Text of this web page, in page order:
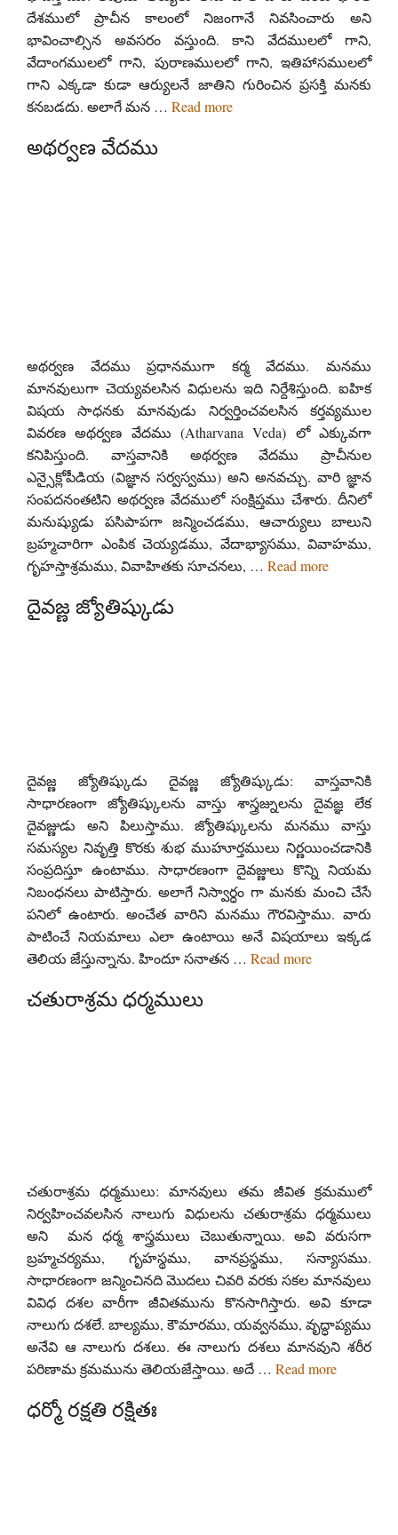
దేశములో ప్రాచీన కాలంలో నిజంగానే నివసించారు అని
భావించాల్సిన అవసరం వస్తుంది. కాని వేదములలో గాని,
వేదాంగములలో గాని, పురాణములలో గాని, ఇతిహాసములలో
గాని ఎక్కడా కుడా ఆర్యులనే జాతిని గురించిన ప్రసక్తి మనకు
కనబడదు. అలాగే మన … Read more
అథర్వణ వేదము
అథర్వణ వేదము ప్రధానముగా కర్మ వేదము. మనము
మానవులుగా చెయ్యవలసిన విధులను ఇది నిర్దేశిస్తుంది. ఐహిక
విషయ సాధనకు మానవుడు నిర్వర్తించవలసిన కర్తవ్యముల
వివరణ అథర్వణ వేదము (Atharvana Veda) లో ఎక్కువగా
కనిపిస్తుంది. వాస్తవానికి అథర్వణ వేదము ప్రాచీనుల
ఎన్సైక్లోపీడియ (విజ్ఞాన సర్వస్వము) అని అనవచ్చు. వారి జ్ఞాన
సంపదనంతటిని అథర్వణ వేదములో సంక్షిప్తము చేశారు. దీనిలో
మనుష్యుడు పసిపాపగా జన్మించడము, ఆచార్యులు బాలుని
బ్రహ్మచారిగా ఎంపిక చెయ్యడము, వేదాభ్యాసము, వివాహము,
గృహస్తాశ్రమము, వివాహితకు సూచనలు, … Read more
దైవజ్ణ జ్యోతిష్కుడు
దైవజ్ణ జ్యోతిష్కుడు దైవజ్ణ జ్యోతిష్కుడు: వాస్తవానికి
సాధారణంగా జ్యోతిష్కులను వాస్తు శాస్త్రజ్నులను దైవజ్ఞ లేక
దైవజ్ణుడు అని పిలుస్తాము. జ్యోతిష్కులను మనము వాస్తు
సమస్యల నివృత్తి కొరకు శుభ ముహూర్తములు నిర్ణయించడానికి
సంప్రదిస్తూ ఉంటాము. సాధారణంగా దైవజ్ణులు కొన్ని నియమ
నిబంధనలు పాటిస్తారు. అలాగే నిస్వార్ధం గా మనకు మంచి చేసే
పనిలో ఉంటారు. అంచేత వారిని మనము గౌరవిస్తాము. వారు
పాటించే నియమాలు ఎలా ఉంటాయి అనే విషయాలు ఇక్కడ
తెలియ జేస్తున్నాను. హిందూ సనాతన … Read more
చతురాశ్రమ ధర్మములు
చతురాశ్రమ ధర్మములు: మానవులు తమ జీవిత క్రమములో
నిర్వహించవలసిన నాలుగు విధులను చతురాశ్రమ ధర్మములు
అని మన ధర్మ శాస్త్రములు చెబుతున్నాయి. అవి వరుసగా
బ్రహ్మచర్యము, గృహస్థము, వానప్రస్థము, సన్యాసము.
సాధారణంగా జన్మించినది మొదలు చివరి వరకు సకల మానవులు
వివిధ దశల వారీగా జీవితమును కొనసాగిస్తారు. అవి కూడా
నాలుగు దశలే. బాల్యము, కౌమారము, యవ్వనము, వృద్ధాప్యము
అనేవి ఆ నాలుగు దశలు. ఈ నాలుగు దశలు మానవుని శరీర
పరిణామ క్రమమును తెలియజేస్తాయి. అదే … Read more
ధర్మో రక్షతి రక్షితః